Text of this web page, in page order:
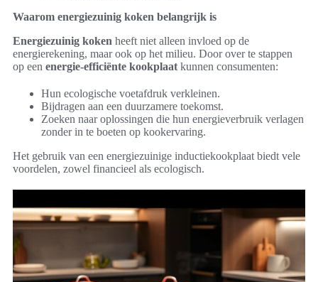
Waarom energiezuinig koken belangrijk is
Energiezuinig koken heeft niet alleen invloed op de
energierekening, maar ook op het milieu. Door over te stappen
op een energie-efficiënte kookplaat kunnen consumenten:
Hun ecologische voetafdruk verkleinen.
Bijdragen aan een duurzamere toekomst.
Zoeken naar oplossingen die hun energieverbruik verlagen
zonder in te boeten op kookervaring.
Het gebruik van een energiezuinige inductiekookplaat biedt vele
voordelen, zowel financieel als ecologisch.